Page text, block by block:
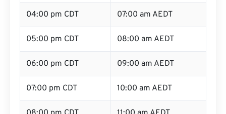
04:00 pm CDT 07:00 am AEDT
05:00 pm CDT 08:00 am AEDT
06:00 pm CDT 09:00 am AEDT
07:00 pm CDT 10:00 am AEDT